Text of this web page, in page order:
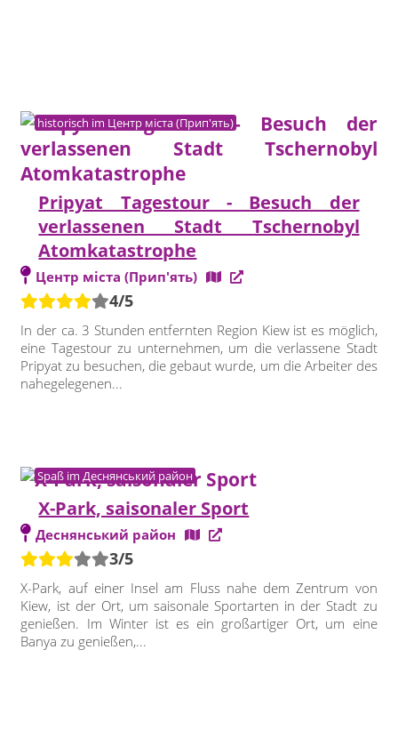
historisch im Центр міста (Прип'ять)
Pripyat Tagestour - Besuch der
verlassenen Stadt Tschernobyl
Atomkatastrophe
Центр міста (Прип'ять)
4/5
In der ca. 3 Stunden entfernten Region Kiew ist es möglich,
eine Tagestour zu unternehmen, um die verlassene Stadt
Pripyat zu besuchen, die gebaut wurde, um die Arbeiter des
nahegelegenen...
Spaß im Деснянський район
X-Park, saisonaler Sport
Деснянський район
3/5
X-Park, auf einer Insel am Fluss nahe dem Zentrum von
Kiew, ist der Ort, um saisonale Sportarten in der Stadt zu
genießen. Im Winter ist es ein großartiger Ort, um eine
Banya zu genießen,...